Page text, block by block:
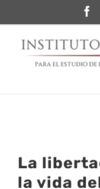
al
contenido
La
la vida